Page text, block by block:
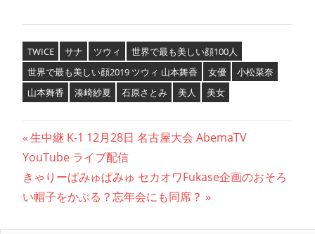
TWICE サナ ツウィ
世界で最も美しい顔100人
世界で最も美しい顔2019 ツウィ 山本舞香
女優
小松菜奈
山本舞香
湊崎紗夏 石原さとみ 美人 美女
投
稿
ナ
ビ
前
の
記
事:
生中継 K-1 12月28日 名古屋大会 AbemaTV
YouTube ライブ配信
次
の
きゃりーぱみゅぱみゅ セカオワFukase企画のおそろ
い帽子をかぶる？忘年会にも同席？